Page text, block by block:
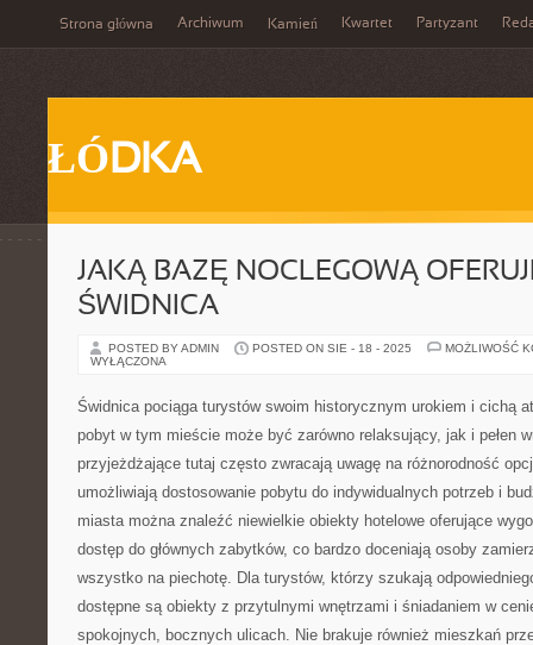
Strona główna Archiwum Kamień Kwartet Partyzant
ŁÓDKA
JAKĄ BAZĘ NOCLEGOWĄ
ŚWIDNICA
POSTED BY ADMIN POSTED ON SIE - 18 - 2025
MOŻLIWOŚĆ
WYŁĄCZONA
Świdnica pociąga turystów swoim historycznym urokiem i cichą
pobyt w tym mieście może być zarówno relaksujący, jak i pełen
przyjeżdżające tutaj często zwracają uwagę na różnorodność
umożliwiają dostosowanie pobytu do indywidualnych potrzeb i
miasta można znaleźć niewielkie obiekty hotelowe oferujące
dostęp do głównych zabytków, co bardzo doceniają osoby
wszystko na piechotę. Dla turystów, którzy szukają
dostępne są obiekty z przytulnymi wnętrzami i śniadaniem w
spokojnych, bocznych ulicach. Nie brakuje również mieszkań